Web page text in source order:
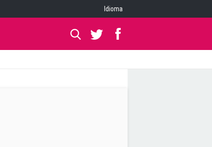
Idioma